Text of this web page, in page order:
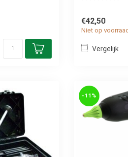
€42,50
Niet op voorraad
Vergelijk
-11%